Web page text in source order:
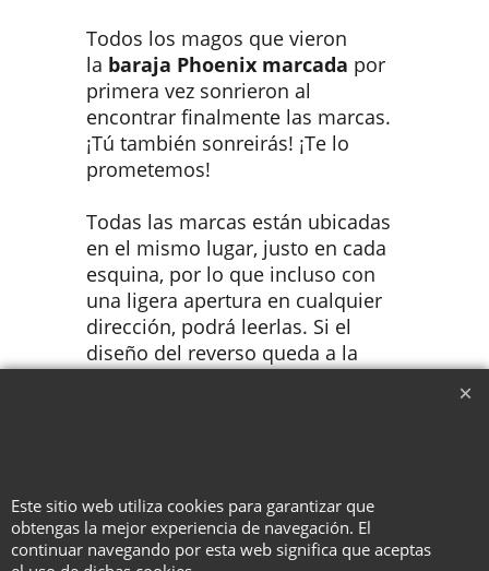
Todos los magos que vieron
la baraja Phoenix marcada por
primera vez sonrieron al
encontrar finalmente las marcas.
¡Tú también sonreirás! ¡Te lo
prometemos!
Todas las marcas están ubicadas
en el mismo lugar, justo en cada
esquina, por lo que incluso con
una ligera apertura en cualquier
dirección, podrá leerlas. Si el
diseño del reverso queda a la
To create online store ShopFactory eCommerce software was used.
Este sitio web utiliza cookies para garantizar que
obtengas la mejor experiencia de navegación. El
continuar navegando por esta web significa que aceptas